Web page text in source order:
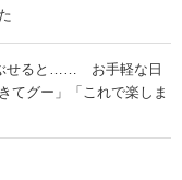
せると…… お手軽な日
てグー」「これで楽しま